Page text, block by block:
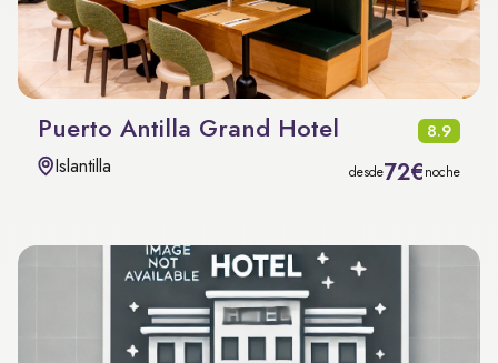
Puerto Antilla Grand Hotel 8.9
Islantilla desde72€noche